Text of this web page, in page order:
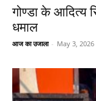
गोण्डा के आदित्य
धमाल
आज का उजाला - May 3, 2026